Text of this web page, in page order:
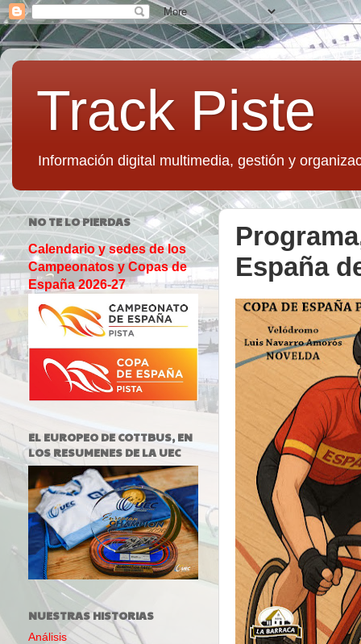
Track Piste
Información digital multimedia, gestión y
España
NO TE LO PIERDAS
Calendario y sedes de los
Campeonatos y Copas de
España 2026-27
EL EUROPEO DE COTTBUS, EN
LOS RESUMENES DE LA UEC
NUESTRAS HISTORIAS
Análisis